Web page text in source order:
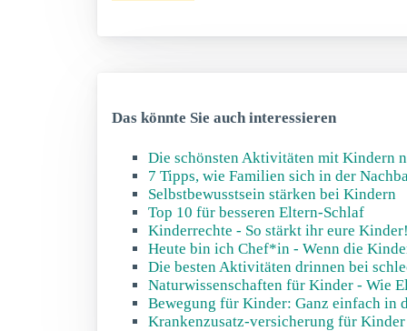
Das könnte Sie auch interessieren
Die schönsten Aktivitäten mit Kindern
7 Tipps, wie Familien sich in der
Selbstbewusstsein stärken bei Kindern
Top 10 für besseren Eltern-Schlaf
Kinderrechte - So stärkt ihr eure
Heute bin ich Chef*in - Wenn die
Die besten Aktivitäten drinnen bei
Naturwissenschaften für Kinder - Wie
Bewegung für Kinder: Ganz einfach in
Krankenzusatz-versicherung für